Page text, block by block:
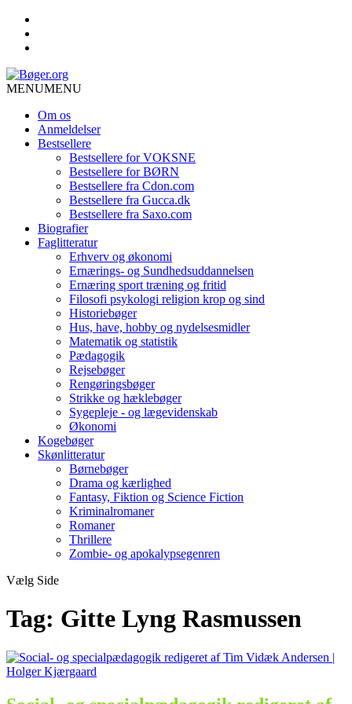
MENUMENU
Om os
Anmeldelser
Bestsellere
Bestsellere for VOKSNE
Bestsellere for BØRN
Bestsellere fra Cdon.com
Bestsellere fra Gucca.dk
Bestsellere fra Saxo.com
Biografier
Faglitteratur
Erhverv og økonomi
Ernærings- og Sundhedsuddannelsen
Ernæring sport træning og fritid
Filosofi psykologi religion krop og sind
Historiebøger
Hus, have, hobby og nydelsesmidler
Matematik og statistik
Pædagogik
Rejsebøger
Rengøringsbøger
Strikke og hæklebøger
Sygepleje - og lægevidenskab
Økonomi
Kogebøger
Skønlitteratur
Børnebøger
Drama og kærlighed
Fantasy, Fiktion og Science Fiction
Kriminalromaner
Romaner
Thrillere
Zombie- og apokalypsegenren
Vælg Side
Tag: Gitte Lyng Rasmussen